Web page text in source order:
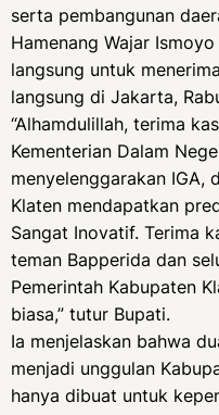
serta pembangunan
Hamenang Wajar
langsung untuk
langsung di Jakarta,
“Alhamdulillah, terima
Kementerian Dalam
menyelenggarakan IGA,
Klaten mendapatkan
Sangat Inovatif. Terima
teman Bapperida dan
Pemerintah Kabupaten
biasa,” tutur Bupati.
Ia menjelaskan bahwa
menjadi unggulan
hanya dibuat untuk